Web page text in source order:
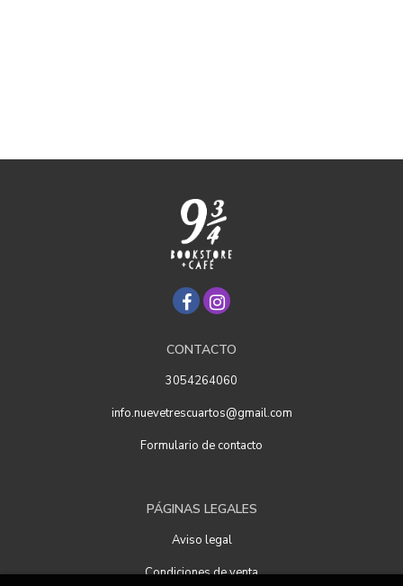
CONTACTO
3054264060
info.nuevetrescuartos@gmail.com
Formulario de contacto
PÁGINAS LEGALES
Aviso legal
Condiciones de venta